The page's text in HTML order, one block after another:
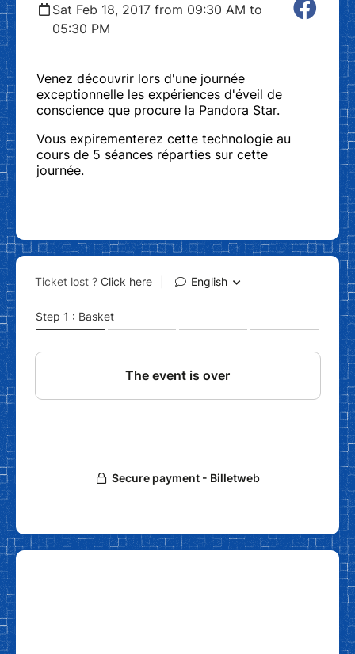
Sat Feb 18, 2017 from 09:30 AM to
05:30 PM
Venez découvrir lors d'une journée
exceptionnelle les expériences d'éveil de
conscience que procure la Pandora Star.
Vous expirementerez cette technologie au
cours de 5 séances réparties sur cette
journée.